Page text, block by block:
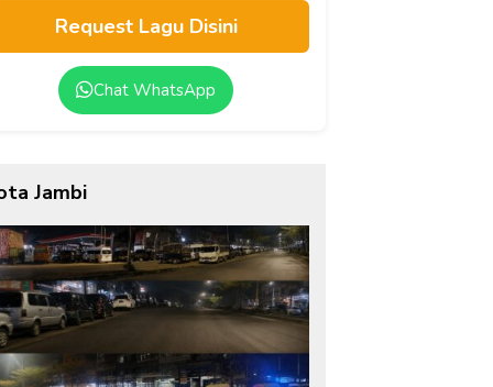
Request Lagu Disini
Chat WhatsApp
Jambi